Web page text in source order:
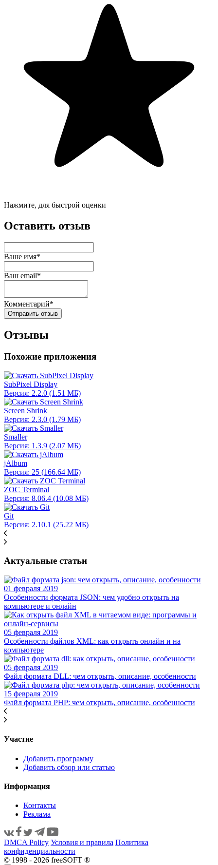
Нажмите, для быстрой оценки
Оставить отзыв
Ваше имя*
Ваш email*
Комментарий*
Отправить отзыв
Отзывы
Похожие приложения
SubPixel Display
Версия: 2.2.0 (1.51 МБ)
Screen Shrink
Версия: 2.3.0 (1.79 МБ)
Smaller
Версия: 1.3.9 (2.07 МБ)
jAlbum
Версия: 25 (166.64 МБ)
ZOC Terminal
Версия: 8.06.4 (10.08 МБ)
Git
Версия: 2.10.1 (25.22 МБ)
Актуальные статьи
01 февраля 2019
Особенности формата JSON: чем удобно открыть на
компьютере и онлайн
05 февраля 2019
Особенности файлов XML: как открыть онлайн и на
компьютере
05 февраля 2019
Файл формата DLL: чем открыть, описание, особенности
15 февраля 2019
Файл формата PHP: чем открыть, описание, особенности
Участие
Добавить программу
Добавить обзор или статью
Информация
Контакты
Реклама
DMCA Policy Условия и правила Политика
конфиденциальности
© 1998 - 2026 freeSOFT ®